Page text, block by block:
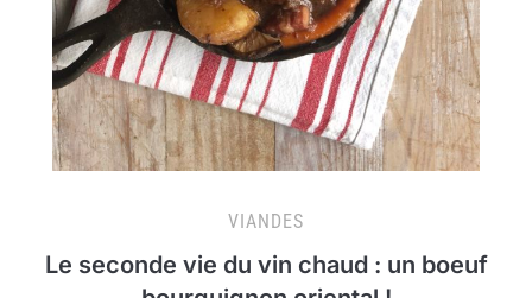
VIANDES
Le seconde vie du vin chaud : un boeuf